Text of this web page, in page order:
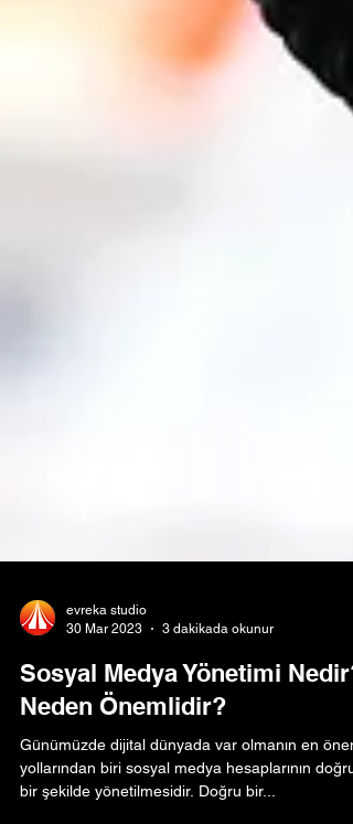
30 Mar 2023
3 dakikada okunur
Sosyal Medya Yönetimi Nedir?
Neden Önemlidir?
Günümüzde dijital dünyada var olmanın en